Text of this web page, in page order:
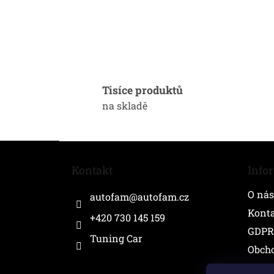
Tisíce produktů
na skladě
Kontakt
autofam@autofam.cz
+420 730 145 159
Tuning Car
O nás
GDPR